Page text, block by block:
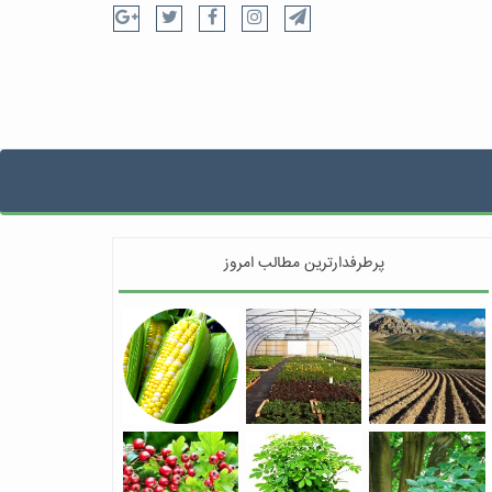
پرطرفدارترین مطالب امروز